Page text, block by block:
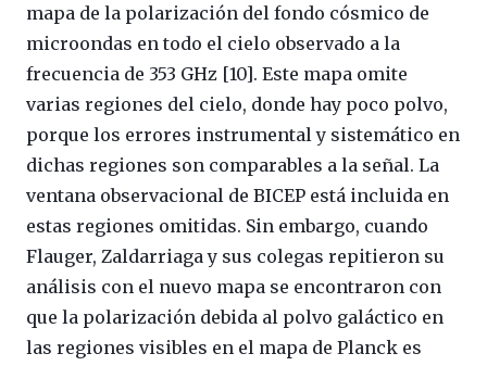
mapa de la polarización del fondo cósmico de
microondas en todo el cielo observado a la
frecuencia de 353 GHz [10]. Este mapa omite
varias regiones del cielo, donde hay poco polvo,
porque los errores instrumental y sistemático en
dichas regiones son comparables a la señal. La
ventana observacional de BICEP está incluida en
estas regiones omitidas. Sin embargo, cuando
Flauger, Zaldarriaga y sus colegas repitieron su
análisis con el nuevo mapa se encontraron con
que la polarización debida al polvo galáctico en
las regiones visibles en el mapa de Planck es